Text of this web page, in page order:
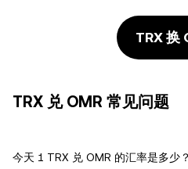
TRX 换
TRX 兑 OMR 常见问题
今天 1 TRX 兑 OMR 的汇率是多少？